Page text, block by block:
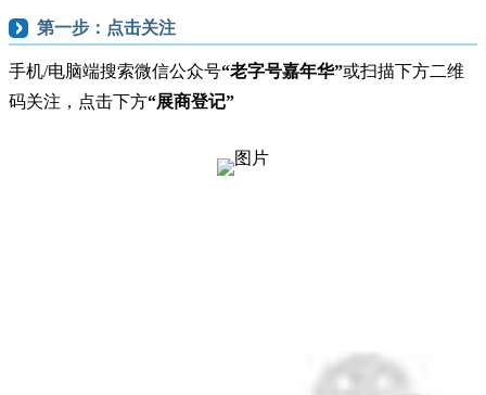
第一步：点击关注
手机/电脑端搜索微信公众号“老字号嘉年华”或扫描下方二维
码关注，点击下方“展商登记”